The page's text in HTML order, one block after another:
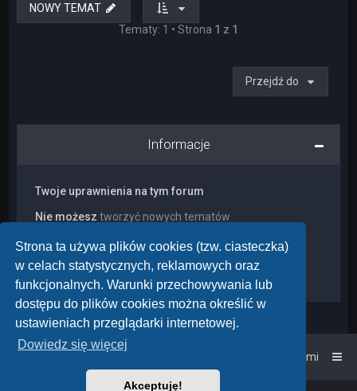
Strona ta używa plików cookies (tzw. ciasteczka)
w celach statystycznych, reklamowych oraz
funkcjonalnych. Warunki przechowywania lub
dostępu do plików cookies można określić w
ustawieniach przeglądarki internetowej.
Dowiedz się więcej
Akceptuję!
NOWY TEMAT
Tematy: 1 • Strona 1 z 1
Przejdź do
Informacje
Twoje uprawnienia na tym forum
Nie możesz tworzyć nowych tematów
Nie możeszzmieniać swoich postów
Nie możesz
usuwać swoich postów
Nie możeszdodawać załączników
Kontakt z nami